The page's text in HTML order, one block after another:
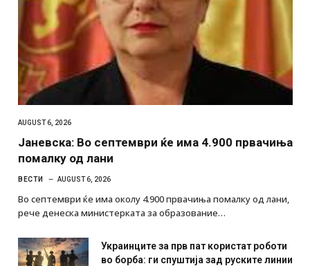
AUGUST 6, 2026
Јаневска: Во септември ќе има 4.900 првачиња
помалку од лани
ВЕСТИ AUGUST 6, 2026
Во септември ќе има околу 4.900 првачиња помалку од лани,
рече денеска министерката за образование…
Украинците за прв пат користат роботи
во борба: ги спуштија зад руските линии